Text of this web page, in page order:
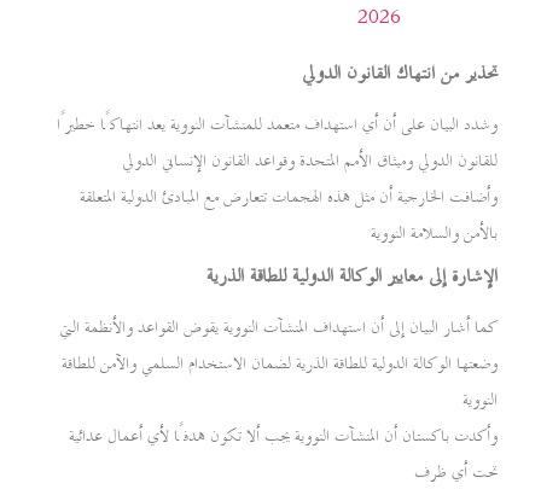
2026
تحذير من انتهاك القانون الدولي
وشدد البيان على أن أي استهداف متعمد للمنشآت النووية يعد انتهاكًا خطيرًا
للقانون الدولي وميثاق الأمم المتحدة وقواعد القانون الإنساني الدولي
وأضافت الخارجية أن مثل هذه الهجمات تتعارض مع المبادئ الدولية المتعلقة
بالأمن والسلامة النووية
الإشارة إلى معايير الوكالة الدولية للطاقة الذرية
كما أشار البيان إلى أن استهداف المنشآت النووية يقوض القواعد والأنظمة التي
وضعتها الوكالة الدولية للطاقة الذرية لضمان الاستخدام السلمي والآمن للطاقة
النووية
وأكدت باكستان أن المنشآت النووية يجب ألا تكون هدفًا لأي أعمال عدائية
تحت أي ظرف